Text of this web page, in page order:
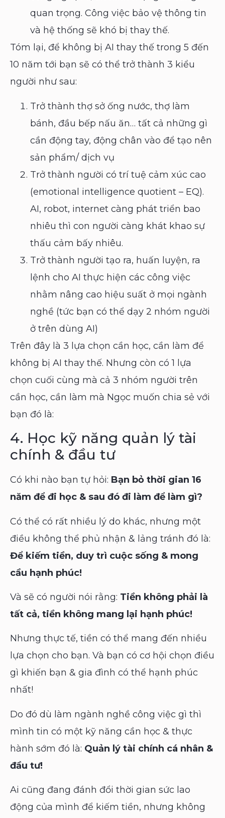
quan trọng. Công việc bảo vệ thông tin
và hệ thống sẽ khó bị thay thế.
Tóm lại, để không bị AI thay thế trong 5 đến
10 năm tới bạn sẽ có thể trở thành 3 kiểu
người như sau:
Trở thành thợ sở ống nước, thợ làm
bánh, đầu bếp nấu ăn… tất cả những gì
cần động tay, động chân vào để tạo nên
sản phẩm/ dịch vụ
Trở thành người có trí tuệ cảm xúc cao
(emotional intelligence quotient – EQ).
AI, robot, internet càng phát triển bao
nhiêu thì con người càng khát khao sự
thấu cảm bấy nhiêu.
Trở thành người tạo ra, huấn luyện, ra
lệnh cho AI thực hiện các công việc
nhằm nâng cao hiệu suất ở mọi ngành
nghề (tức bạn có thể dạy 2 nhóm người
ở trên dùng AI)
Trên đây là 3 lựa chọn cần học, cần làm để
không bị AI thay thế. Nhưng còn có 1 lựa
chọn cuối cùng mà cả 3 nhóm người trên
cần học, cần làm mà Ngọc muốn chia sẻ với
bạn đó là:
4. Học kỹ năng quản lý tài
chính & đầu tư
Có khi nào bạn tự hỏi: Bạn bỏ thời gian 16
năm để đi học & sau đó đi làm để làm gì?
Có thể có rất nhiều lý do khác, nhưng một
điều không thể phủ nhận & lảng tránh đó là:
Để kiếm tiền, duy trì cuộc sống & mong
cầu hạnh phúc!
Và sẽ có người nói rằng: Tiền không phải là
tất cả, tiền không mang lại hạnh phúc!
Nhưng thực tế, tiền có thể mang đến nhiều
lựa chọn cho bạn. Và bạn có cơ hội chọn điều
gì khiến bạn & gia đình có thể hạnh phúc
nhất!
Do đó dù làm ngành nghề công việc gì thì
mình tin có một kỹ năng cần học & thực
hành sớm đó là: Quản lý tài chính cá nhân &
đầu tư!
Ai cũng đang đánh đổi thời gian sức lao
động của mình để kiếm tiền, nhưng không